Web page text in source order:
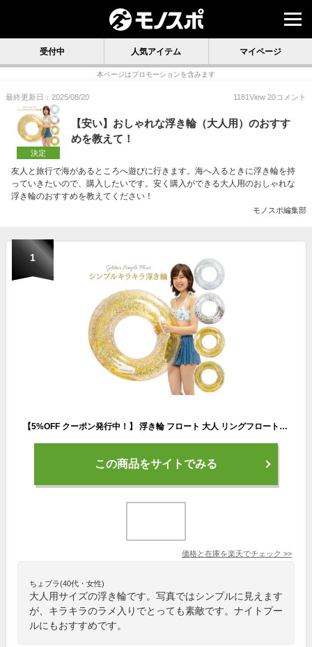
受付中 人気アイテム マイページ
本ページはプロモーションを含みます
最終更新日：2025/08/20 1181View 20コメント
決定
【安い】おしゃれな浮き輪（大人用）のおすす
めを教えて！
友人と旅行で海があるところへ遊びに行きます。海へ入るときに浮き輪を持
っていきたいので、購入したいです。安く購入ができる大人用のおしゃれな
浮き輪のおすすめを教えてください！
モノスポ編集部
1
【5%OFF クーポン発行中！】 浮き輪 フロート 大人 リングフロート キラキラ ラメ グリッター 可愛い ゴージャス 夏 海水浴 海 川 プール ビーチ オシャレ 持ち手付き SNS映え 映え 【送料無料】
この商品をサイトでみる
価格と在庫を楽天でチェック >>
ちょプラ(40代・女性)
大人用サイズの浮き輪です。写真ではシンプルに見えます
が、キラキラのラメ入りでとっても素敵です。ナイトプー
ルにもおすすめです。